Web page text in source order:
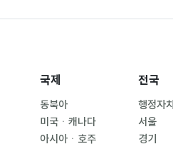
국제
동북아
미국ㆍ캐나다
아시아ㆍ호주
전국
행정자치
서울
경기